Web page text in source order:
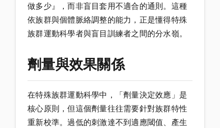
做多少』，而非盲目套用不適合的通則。這種
依族群與個體脈絡調整的能力，正是懂得特殊
族群運動科學者與盲目訓練者之間的分水嶺。
劑量與效果關係
在特殊族群運動科學中，「劑量決定效應」是
核心原則，但這個劑量往往需要針對族群特性
重新校準。過低的刺激達不到適應閾值、產生